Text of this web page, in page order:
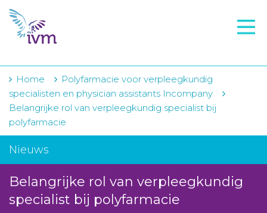
VMI
FTO voorbereiding
IVM-academie
Zorginstellingen
Voorschrijfgedrag
Projecten
Over IVM
Actueel
Home
Polyfarmacie voor verpleegkundig
specialisten en physician assistants Incompany
Belangrijke rol van verpleegkundig specialist bij
polyfarmacie
Nieuws
Belangrijke rol van verpleegkundig
specialist bij polyfarmacie